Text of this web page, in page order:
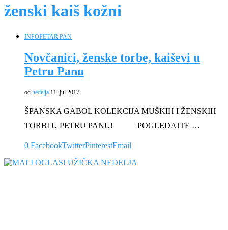
ženski kaiš kožni
INFOPETAR PAN
Novčanici, ženske torbe, kaiševi u
Petru Panu
od nedelja 11. jul 2017.
ŠPANSKA GABOL KOLEKCIJA MUŠKIH I ŽENSKIH
TORBI U PETRU PANU! POGLEDAJTE …
0 FacebookTwitterPinterestEmail